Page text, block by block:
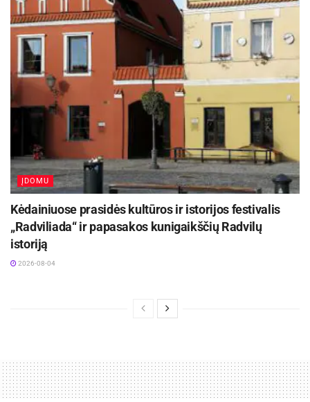
ĮDOMU
Kėdainiuose prasidės kultūros ir istorijos festivalis
„Radviliada“ ir papasakos kunigaikščių Radvilų
istoriją
2026-08-04